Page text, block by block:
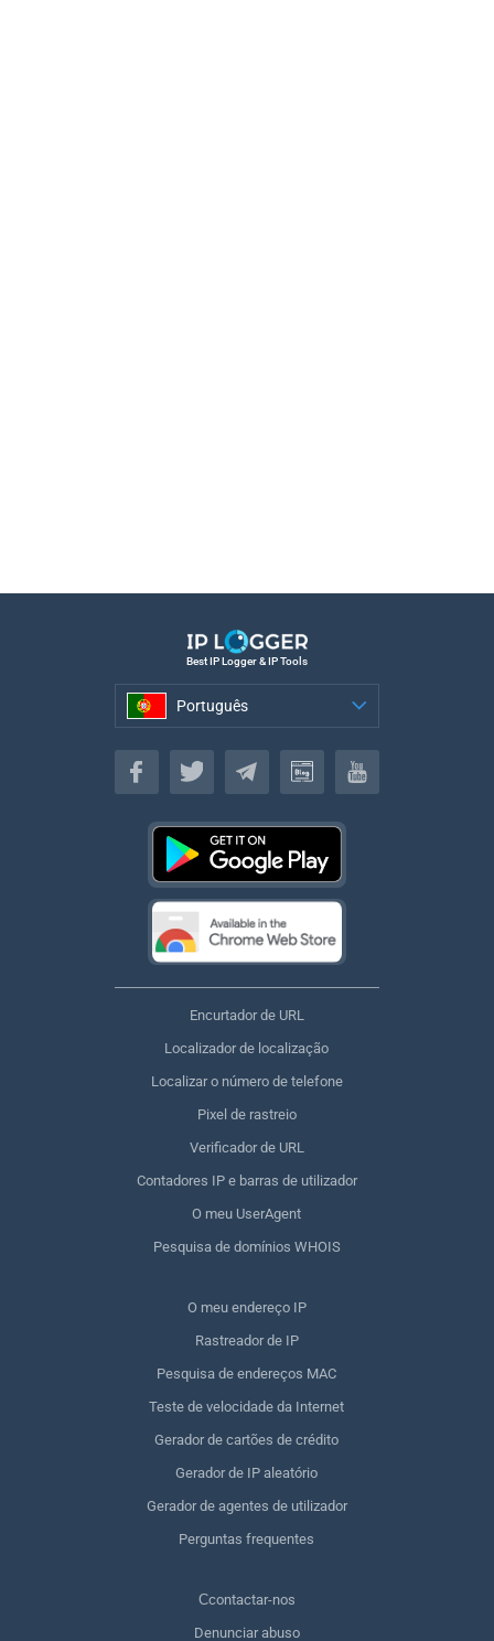
Best IP Logger & IP Tools
Português
Português
Encurtador de URL
Localizador de localização
Localizar o número de telefone
Pixel de rastreio
Verificador de URL
Contadores IP e barras de utilizador
O meu UserAgent
Pesquisa de domínios WHOIS
O meu endereço IP
Rastreador de IP
Pesquisa de endereços MAC
Teste de velocidade da Internet
Gerador de cartões de crédito
Gerador de IP aleatório
Gerador de agentes de utilizador
Perguntas frequentes
Сcontactar-nos
Denunciar abuso